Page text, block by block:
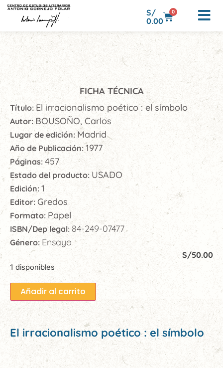
S/
0.00
0
FICHA TÉCNICA
Título: El irracionalismo poético : el símbolo
Autor: BOUSOÑO, Carlos
Lugar de edición: Madrid
Año de Publicación: 1977
Páginas: 457
Estado del producto: USADO
Edición: 1
Editor: Gredos
Formato: Papel
ISBN/Dep legal: 84-249-07477
Género: Ensayo
S/50.00
1 disponibles
Añadir al carrito
El irracionalismo poético : el símbolo